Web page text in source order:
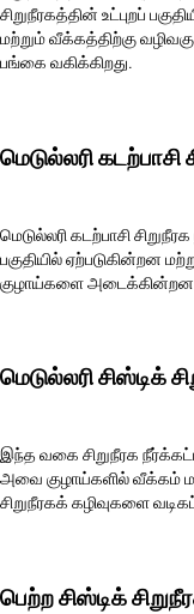
சிறுநீரகத்தின் உட்புறப்
மற்றும் வீக்கத்திற்கு
பங்கை வகிக்கிறது.
மெடுல்லரி கடற்பாசி
மெடுல்லரி கடற்பாசி
பகுதியில் ஏற்படுகின்றன
குழாய்களை
மெடுல்லரி சிஸ்டிக்
இந்த வகை சிறுநீரக நீர்க்கட்டி
அவை குழாய்களில் வீக்கம்
சிறுநீரகக் கழிவுகளை
பெற்ற சிஸ்டிக்